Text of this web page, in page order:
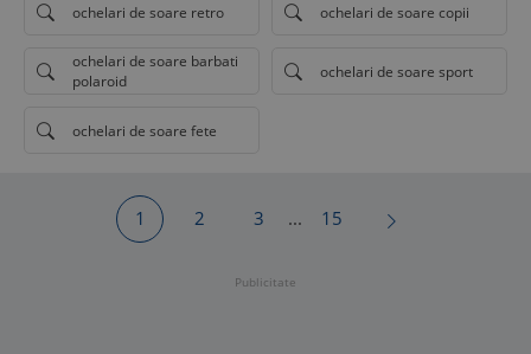
ochelari de soare retro ochelari de soare copii
ochelari de soare barbati
polaroid
ochelari de soare sport
ochelari de soare fete
1 2 3 ... 15
Publicitate